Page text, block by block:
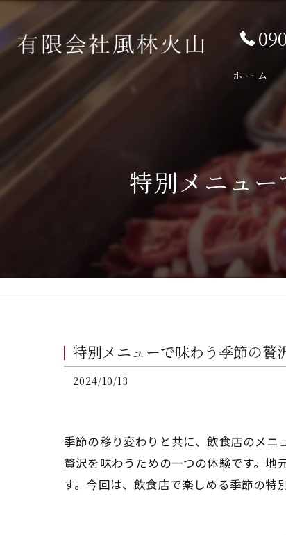
ホーム
特別メニュ
特別メニューで味わう季節の
2024/10/13
季節の移り変わりと共に、飲食店のメ
贅沢を味わうための一つの体験です。
す。今回は、飲食店で楽しめる季節の特